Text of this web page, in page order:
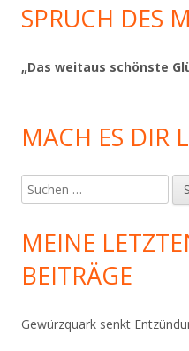
SPRUCH DES
„Das weitaus schönste
MACH ES DIR
Suchen
nach:
MEINE
BEITRÄGE
Gewürzquark senkt